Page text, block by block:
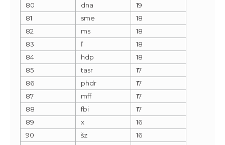
80
dna
19
81
sme
18
82
ms
18
83
ľ
18
84
hdp
18
85
tasr
17
86
phdr
17
87
mff
17
88
fbi
17
89
x
16
90
šz
16